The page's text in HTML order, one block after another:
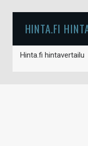
HINTA.FI
Hinta.fi hintavertailu